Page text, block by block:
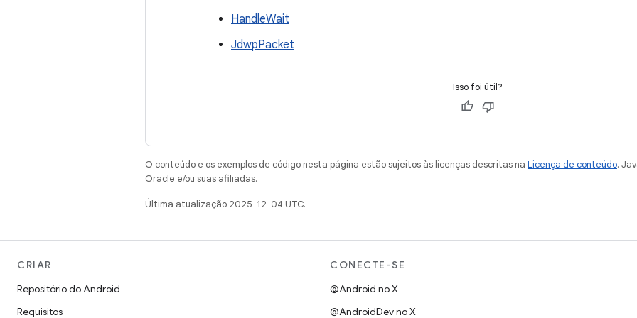
HandleWait
JdwpPacket
Isso foi útil?
O conteúdo e os exemplos de código nesta página estão sujeitos às licenças descritas na Licença de conteúdo.
Oracle e/ou suas afiliadas.
Última atualização 2025-12-04 UTC.
CRIAR
Repositório do Android
Requisitos
CONECTE-SE
@Android no X
@AndroidDev no X